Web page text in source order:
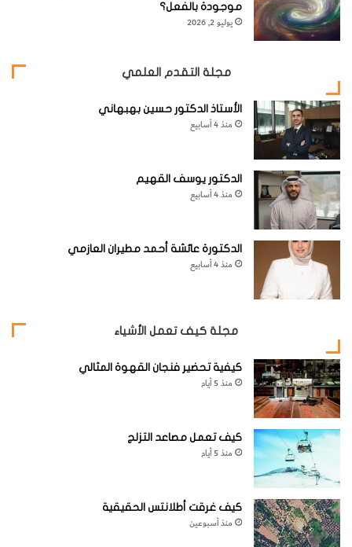
جسمك ليهضم وجبة بالكامل
هنالك ما هو أقل بقليل من 900 من الرؤوس الحجرية
المعروفة بالمواي MOIA
يُمكن وضع 1.3 مليون
أرض داخل الشمس
موجودة بالفعل؟
يوليو 2, 2026
مجلة التقدم العلمي
الأستاذ الدكتور حسين بهبهاني
منذ 4 أسابيع
الدكتور يوسف القهيم
منذ 4 أسابيع
الدكتورة عائشة أحمد مطيران العازمي
منذ 4 أسابيع
مجلة كيف تعمل الأشياء
كيفية تحضير فنجان القهوة المثالي
منذ 5 أيام
كيف تعمل مصاعد التزلج
منذ 5 أيام
كيف غرقت أطلانتس الحقيقية
منذ أسبوعين